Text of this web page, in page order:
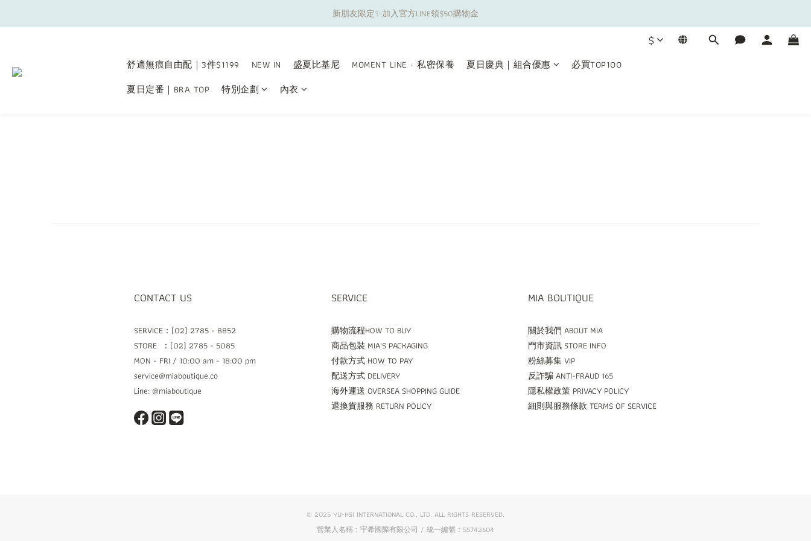
夏日舒適無痕｜3件$1199自由配專區
新朋友限定✨加入官方LINE領$50購物金
$
舒適無痕自由配｜3件$1199 NEW IN 盛夏比基尼 MOMENT LINE · 私密保養 夏日慶典｜組合優惠
必買TOP100
夏日定番｜BRA TOP
特別企劃 內衣
CONTACT US
SERVICE：(02) 2785 - 8852
STORE ：(02) 2785 - 5085
MON - FRI / 10:00 am - 18:00 pm
service@miaboutique.co
Line: @miaboutique
SERVICE
購物流程HOW TO BUY
商品包裝 MIA'S PACKAGING
付款方式 HOW TO PAY
配送方式 DELIVERY
海外運送 OVERSEA SHOPPING GUIDE
退換貨服務 RETURN POLICY
MIA BOUTIQUE
關於我們 ABOUT MIA
門市資訊 STORE INFO
粉絲募集 VIP
反詐騙 ANTI-FRAUD 165
隱私權政策 PRIVACY POLICY
細則與服務條款 TERMS OF SERVICE
© 2025 YU-HSI INTERNATIONAL CO., LTD. ALL RIGHTS RESERVED.
營業人名稱：宇希國際有限公司 / 統一編號：55742604